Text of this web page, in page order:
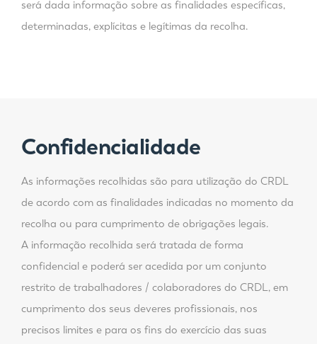
será dada informação sobre as finalidades específicas,
determinadas, explícitas e legítimas da recolha.
Confidencialidade
As informações recolhidas são para utilização do CRDL
de acordo com as finalidades indicadas no momento da
recolha ou para cumprimento de obrigações legais.
A informação recolhida será tratada de forma
confidencial e poderá ser acedida por um conjunto
restrito de trabalhadores / colaboradores do CRDL, em
cumprimento dos seus deveres profissionais, nos
precisos limites e para os fins do exercício das suas